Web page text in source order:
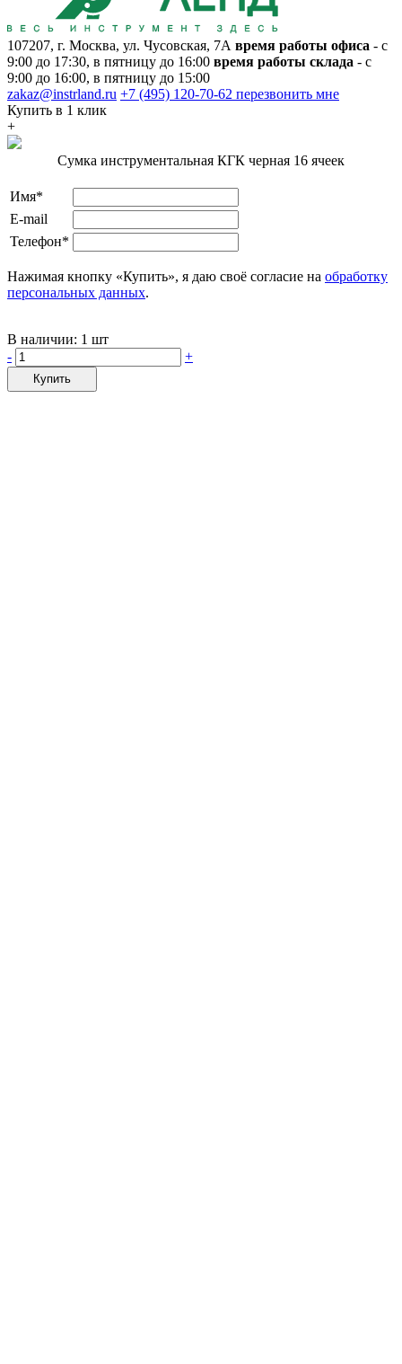
107207, г. Москва, ул. Чусовская, 7А время работы офиса - с
9:00 до 17:30, в пятницу до 16:00 время работы склада - с
9:00 до 16:00, в пятницу до 15:00
zakaz@instrland.ru +7 (495) 120-70-62 перезвонить мне
Купить в 1 клик
+
Сумка инструментальная КГК черная 16 ячеек
Имя*
E-mail
Телефон*
Нажимая кнопку «Купить», я даю своё согласие на обработку
персональных данных.
В наличии: 1 шт
-
+
Купить